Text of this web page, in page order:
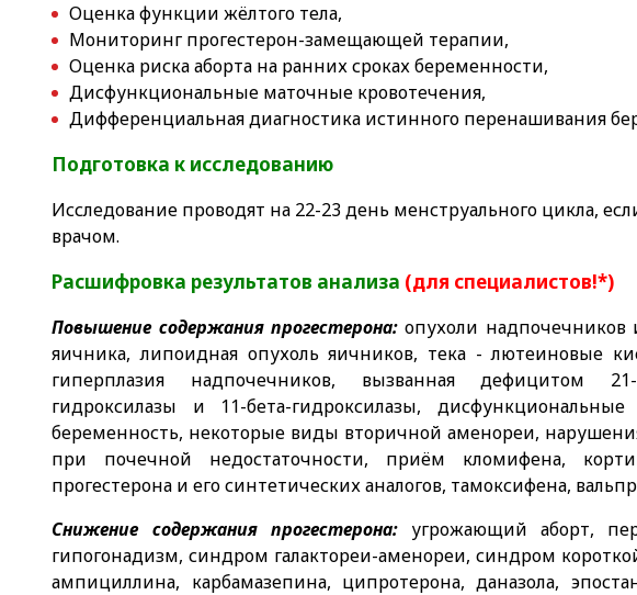
Оценка функции жёлтого тела,
Мониторинг прогестерон-замещающей терапии,
Оценка риска аборта на ранних сроках беременности,
Дисфункциональные маточные кровотечения,
Дифференциальная диагностика истинного перенашивания
Подготовка к исследованию
Исследование проводят на 22-23 день менструального цикла,
врачом.
Расшифровка результатов анализа (для специалистов!*)
Повышение содержания прогестерона: опухоли надпочечников
яичника, липоидная опухоль яичников, тека - лютеиновые
гиперплазия надпочечников, вызванная дефицитом 21-
гидроксилазы и 11-бета-гидроксилазы,
беременность, некоторые виды вторичной аменореи,
при почечной недостаточности, приём кломифена,
прогестерона и его синтетических аналогов, тамоксифена,
Снижение содержания прогестерона:
угрожающий аборт,
гипогонадизм, синдром галактореи-аменореи, синдром
ампициллина, карбамазепина, ципротерона, даназола,